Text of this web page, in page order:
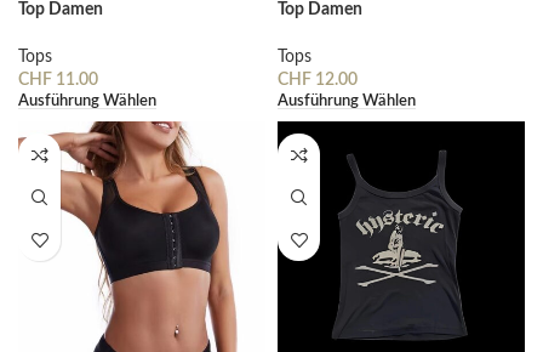
Top Damen
Tops
CHF 11.00
Ausführung Wählen
Top Damen
Tops
CHF 12.00
Ausführung Wählen